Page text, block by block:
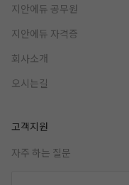
지안에듀 공무원
지안에듀 자격증
회사소개
오시는길
고객지원
자주 하는 질문